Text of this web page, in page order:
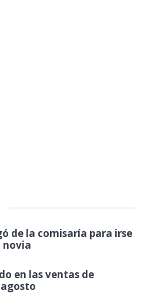
de la comisaría para irse
novia
en las ventas de